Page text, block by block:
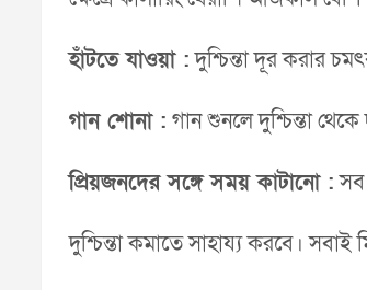
হাঁটতে যাওয়া :দুশ্চিন্তা দূর করার
গান শোনা : গান শুনলে দুশ্চিন্তা
প্রিয়জনদের সঙ্গে সময় কাটানো :সব
দুশ্চিন্তা কমাতে সাহায্য করবে।